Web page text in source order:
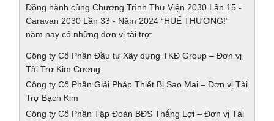
Đồng hành cùng Chương Trình Thư Viện 2030 Lần 15 -
Caravan 2030 Lần 33 - Năm 2024 “HUẾ THƯƠNG!”
năm nay có những đơn vị tài trợ:
Công ty Cổ Phần Đầu tư Xây dựng TKĐ Group – Đơn vị
Tài Trợ Kim Cương
Công ty Cổ Phần Giải Pháp Thiết Bị Sao Mai – Đơn vị Tài
Trợ Bạch Kim
Công ty Cổ Phần Tập Đoàn BĐS Thắng Lợi – Đơn vị Tài